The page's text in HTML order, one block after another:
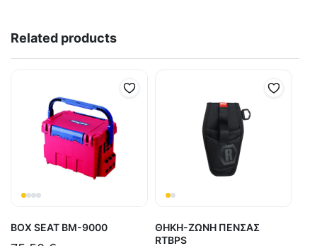
Related products
BOX SEAT BM-9000
ΘΗΚΗ-ΖΩΝΗ ΠΕΝΣΑΣ
RTBPS